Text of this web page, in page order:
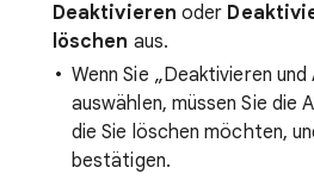
Deaktivieren oder
löschen aus.
Wenn Sie „Deaktivieren
auswählen, müssen Sie die
die Sie löschen möchten,
bestätigen.